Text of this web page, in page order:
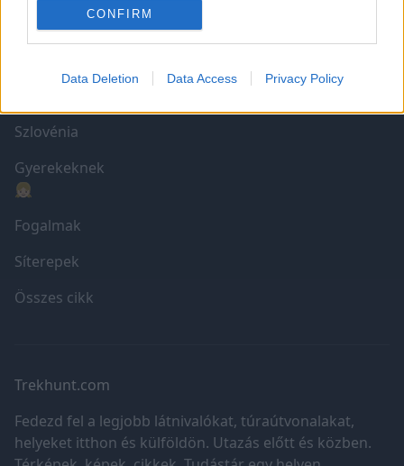
I want to allow Google to enable storage
related to personalization.
I want to allow Google to enable storage
related to security, including authentication
user protection.
CONFIRM
Data Deletion Data Access Privacy Policy
Spanyolország
Szlovénia
Gyerekeknek
👧🏼
Fogalmak
Síterepek
Összes cikk
Trekhunt.com
Fedezd fel a legjobb látnivalókat, túraútvonalakat,
helyeket itthon és külföldön. Utazás előtt és közben.